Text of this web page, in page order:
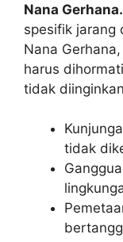
Nana Gerhana.
spesifik jarang
Nana
harus
tidak
tidak